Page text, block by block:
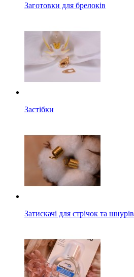
Заготовки для брелоків
Застібки
Затискачі для стрічок та шнурів